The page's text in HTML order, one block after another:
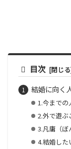
目次
結婚に向く
1.今までの
2.外で遊ぶ
3.凡庸（
4.結婚した